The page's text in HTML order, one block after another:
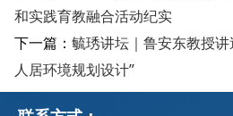
和实践育教融合活动纪实
下一篇： 毓琇讲坛｜鲁安东教授
人居环境规划设计”